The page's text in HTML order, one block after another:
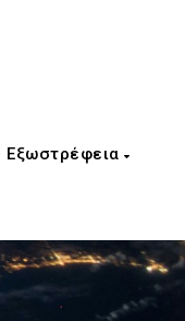
Εξωστρέφεια